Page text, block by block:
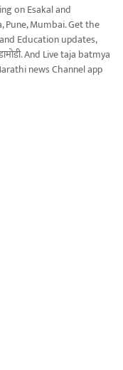
on Esakal and
Pune, Mumbai. Get the
Education updates,
And Live taja batmya
news Channel app